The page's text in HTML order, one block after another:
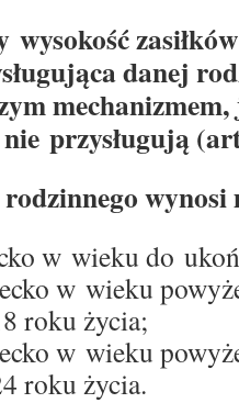
danej
nie przysługują
wynosi
w wieku do
w wieku
roku życia;
w wieku
roku życia.